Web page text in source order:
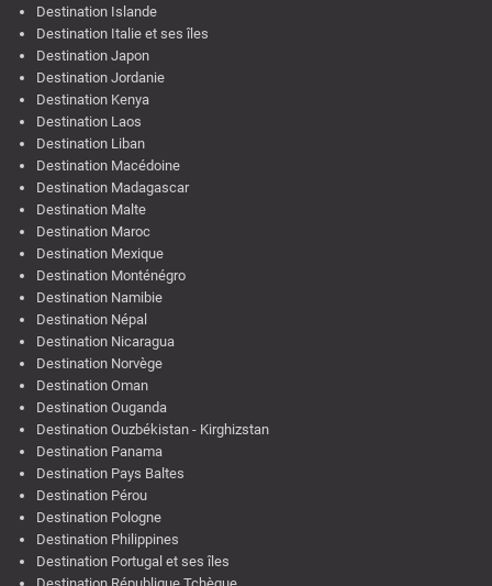
Destination Islande
Destination Italie et ses îles
Destination Japon
Destination Jordanie
Destination Kenya
Destination Laos
Destination Liban
Destination Macédoine
Destination Madagascar
Destination Malte
Destination Maroc
Destination Mexique
Destination Monténégro
Destination Namibie
Destination Népal
Destination Nicaragua
Destination Norvège
Destination Oman
Destination Ouganda
Destination Ouzbékistan - Kirghizstan
Destination Panama
Destination Pays Baltes
Destination Pérou
Destination Pologne
Destination Philippines
Destination Portugal et ses îles